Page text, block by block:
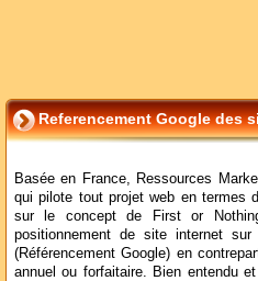
Referencement Google des
Basée en France, Ressources
qui pilote tout projet web en termes
sur le concept de First or
positionnement de site internet
(Référencement Google) en
annuel ou forfaitaire. Bien entendu